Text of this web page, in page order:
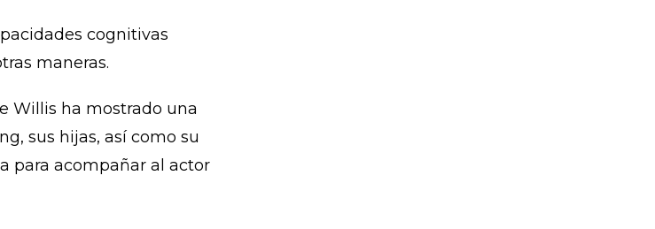
cognitivas
maneras.
Willis ha mostrado una
sus hijas, así como su
para acompañar al actor